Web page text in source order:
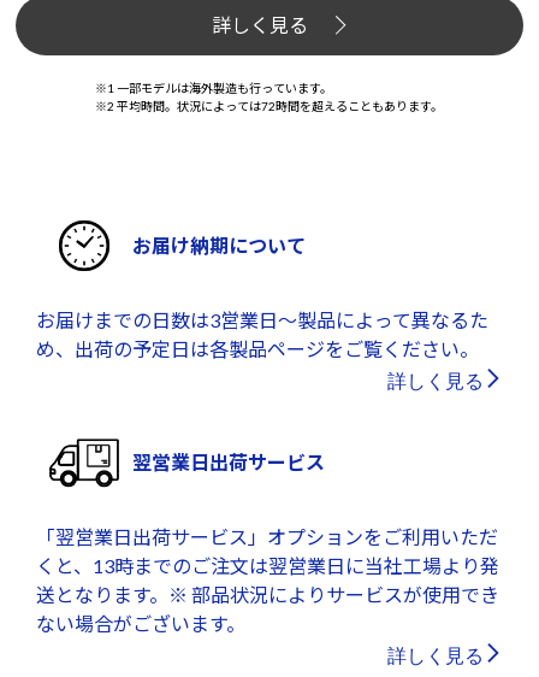
詳しく見る
※1 一部モデルは海外製造も行っています。
※2 平均時間。状況によっては72時間を超えることもあります。
お届け納期について
お届けまでの日数は3営業日～製品によって異なるた
め、出荷の予定日は各製品ページをご覧ください。
詳しく見る
翌営業日出荷サービス
「翌営業日出荷サービス」オプションをご利用いただ
くと、13時までのご注文は翌営業日に当社工場より発
送となります。※ 部品状況によりサービスが使用でき
ない場合がございます。
詳しく見る